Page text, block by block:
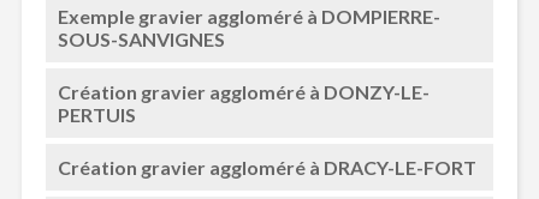
Exemple gravier aggloméré à DOMPIERRE-
SOUS-SANVIGNES
Création gravier aggloméré à DONZY-LE-
PERTUIS
Création gravier aggloméré à DRACY-LE-FORT